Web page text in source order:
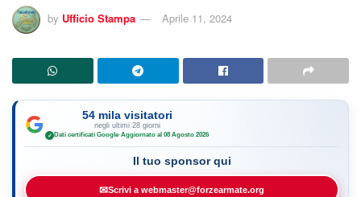
by Ufficio Stampa Aprile 11, 2024
54 mila visitatori
negli ultimi 28 giorni
✓ Dati certificati Google·Aggiornato al 08 Agosto 2026
Il tuo sponsor qui
✉Scrivi a webmaster@forzearmate.org